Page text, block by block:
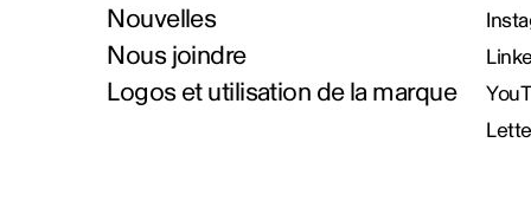
Nouvelles
Nous joindre
Logos et utilisation de la marque